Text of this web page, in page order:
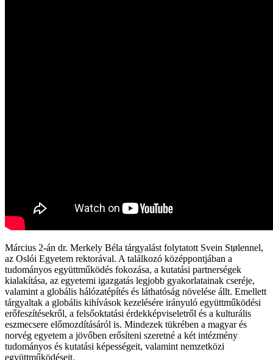
Március 2-án dr. Merkely Béla tárgyalást folytatott Svein Stølennel,
az Oslói Egyetem rektorával. A találkozó középpontjában a
tudományos együttműködés fokozása, a kutatási partnerségek
kialakítása, az egyetemi igazgatás legjobb gyakorlatainak cseréje,
valamint a globális hálózatépítés és láthatóság növelése állt. Emellett
tárgyaltak a globális kihívások kezelésére irányuló együttműködési
erőfeszítésekről, a felsőoktatási érdekképviseletről és a kulturális
eszmecsere előmozdításáról is. Mindezek tükrében a magyar és
norvég egyetem a jövőben erősíteni szeretné a két intézmény
tudományos és kutatási képességeit, valamint nemzetközi
együttműködéseit.